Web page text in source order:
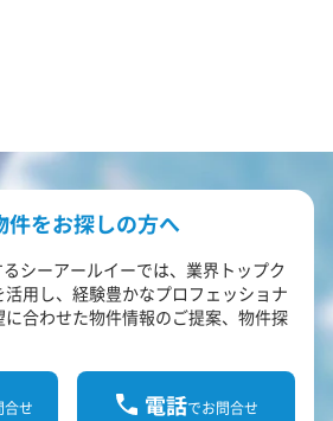
件をお探しの方へ
シーアールイーでは、業界トップク
用し、経験豊かなプロフェッショナ
合わせた物件情報のご提案、物件探
合せ 電話でお問合せ